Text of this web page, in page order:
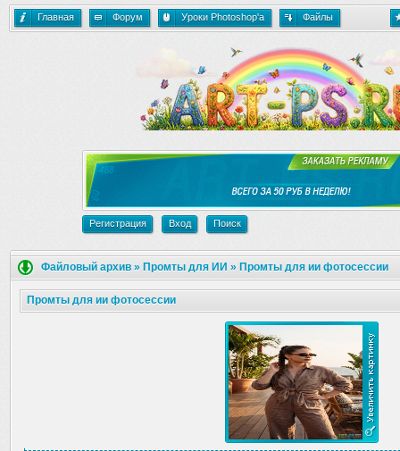
Главная Форум Уроки Photoshop'a Файлы
Регистрация Вход Поиск
Файловый архив » Промты для ИИ » Промты для ии фотосессии
Промты для ии фотосессии